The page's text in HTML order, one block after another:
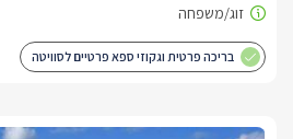
בריכה פרטית וגקוזי ספא פרטיים לסוויטה